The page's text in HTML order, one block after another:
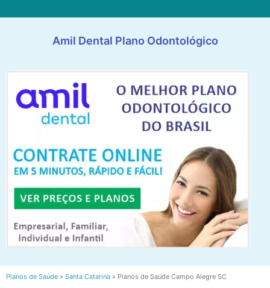
Amil Dental Plano Odontológico
Planos de Saúde » Santa Catarina » Planos de Saúde Campo Alegre SC